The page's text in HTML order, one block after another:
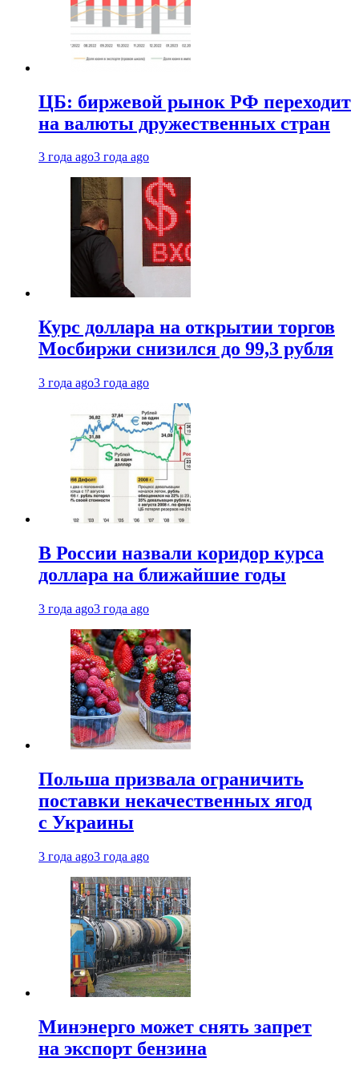
ЦБ: биржевой рынок РФ переходит
на валюты дружественных стран
3 года ago3 года ago
Курс доллара на открытии торгов
Мосбиржи снизился до 99,3 рубля
3 года ago3 года ago
В России назвали коридор курса
доллара на ближайшие годы
3 года ago3 года ago
Польша призвала ограничить
поставки некачественных ягод
с Украины
3 года ago3 года ago
Минэнерго может снять запрет
на экспорт бензина